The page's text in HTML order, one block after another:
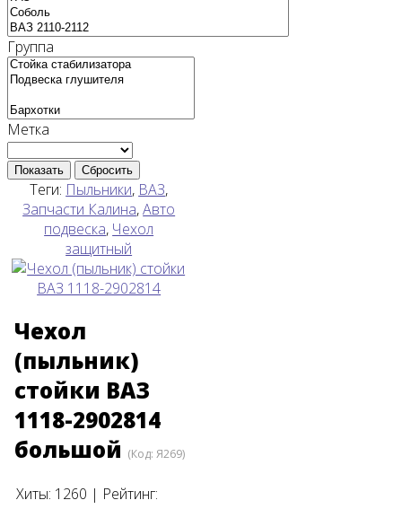
Группа
Метка
Показать Сбросить
Теги: Пыльники, ВАЗ,
Запчасти Калина,Авто
подвеска, Чехол
защитный
Чехол
(пыльник)
стойки ВАЗ
1118-2902814
большой (Код:Я269)
Хиты: 1260 | Рейтинг: